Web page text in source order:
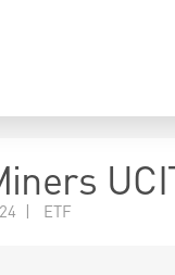
| ETF